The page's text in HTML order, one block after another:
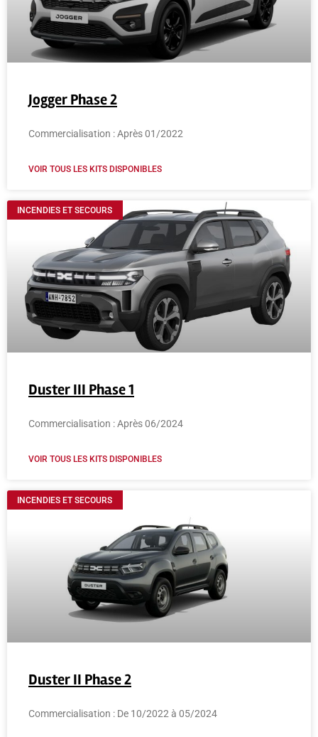
Jogger Phase 2
Commercialisation : Après 01/2022
VOIR TOUS LES KITS DISPONIBLES
INCENDIES ET SECOURS
Duster III Phase 1
Commercialisation : Après 06/2024
VOIR TOUS LES KITS DISPONIBLES
INCENDIES ET SECOURS
Duster II Phase 2
Commercialisation : De 10/2022 à 05/2024